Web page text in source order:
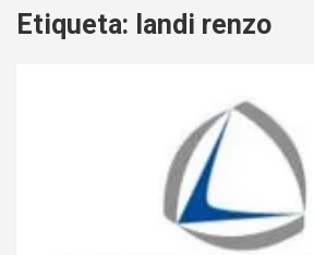
Etiqueta: landi renzo